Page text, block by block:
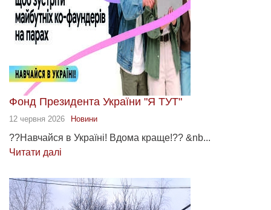
Фонд Президента України "Я ТУТ"
12 червня 2026 Новини
??Навчайся в Україні! Вдома краще!?? &nb...
Читати далі